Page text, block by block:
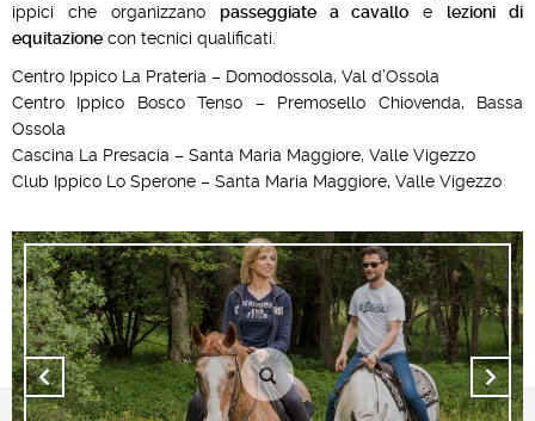
ippici che organizzano passeggiate a cavallo e lezioni di
equitazione con tecnici qualificati.
Centro Ippico La Prateria – Domodossola, Val d’Ossola
Centro Ippico Bosco Tenso – Premosello Chiovenda, Bassa
Ossola
Cascina La Presacia – Santa Maria Maggiore, Valle Vigezzo
Club Ippico Lo Sperone – Santa Maria Maggiore, Valle Vigezzo